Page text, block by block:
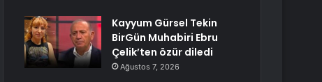
Kayyum Gürsel Tekin
BirGün Muhabiri Ebru
Çelik’ten özür diledi
Ağustos 7, 2026